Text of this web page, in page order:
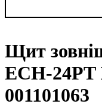
Щит
ECH-
001101063